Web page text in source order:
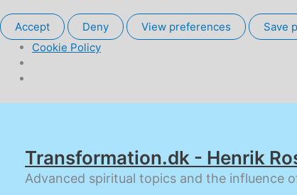
Accept Deny View preferences Save
Cookie Policy
Transformation.dk - Henrik
Advanced spiritual topics and the influence